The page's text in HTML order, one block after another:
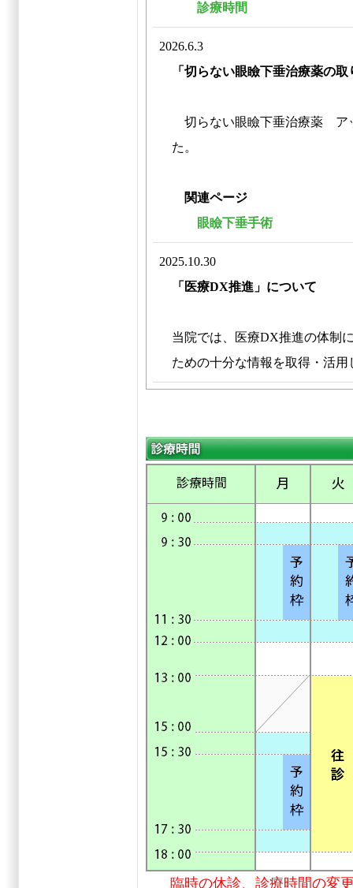
診療時間
2026.6.3
「切らない眼瞼下垂治療薬の
切らない眼瞼下垂治療薬 ア
た。
関連ページ
眼瞼下垂手術
2025.10.30
「医療DX推進」について
当院では、医療DX推進の体制
ための十分な情報を取得・活
臨時の休診、診療時間の変